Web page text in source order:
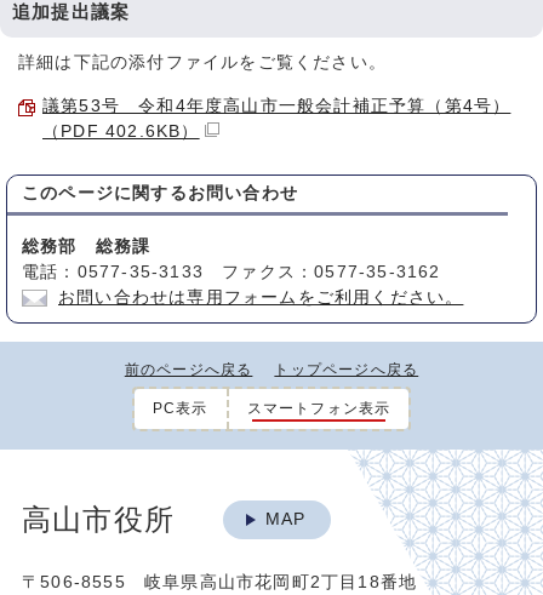
追加提出議案
詳細は下記の添付ファイルをご覧ください。
議第53号 令和4年度高山市一般会計補正予算（第4号）
（PDF 402.6KB）
このページに関する お問い合わせ
総務部 総務課
電話：0577-35-3133 ファクス：0577-35-3162
お問い合わせは専用フォームをご利用ください。
前のページへ戻る トップページへ戻る
PC表示 スマートフォン表示
高山市役所 MAP
〒506-8555 岐阜県高山市花岡町2丁目18番地